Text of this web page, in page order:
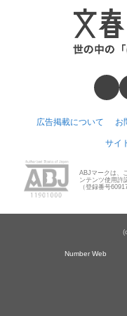
広告掲載について お
サイ
ABJマークは、
ンテンツ使用許
（登録番号
Number Web